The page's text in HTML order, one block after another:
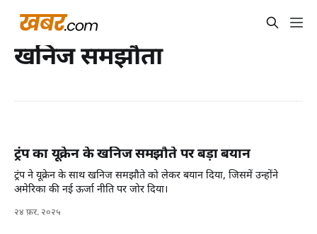
खनिज समझौता
ट्रंप का यूक्रेन के खनिज समझौते पर बड़ा बयान
ट्रंप ने यूक्रेन के साथ खनिज समझौते को लेकर बयान दिया, जिसमें उन्होंने
अमेरिका की नई ऊर्जा नीति पर जोर दिया।
२४ फ़र. २०२५